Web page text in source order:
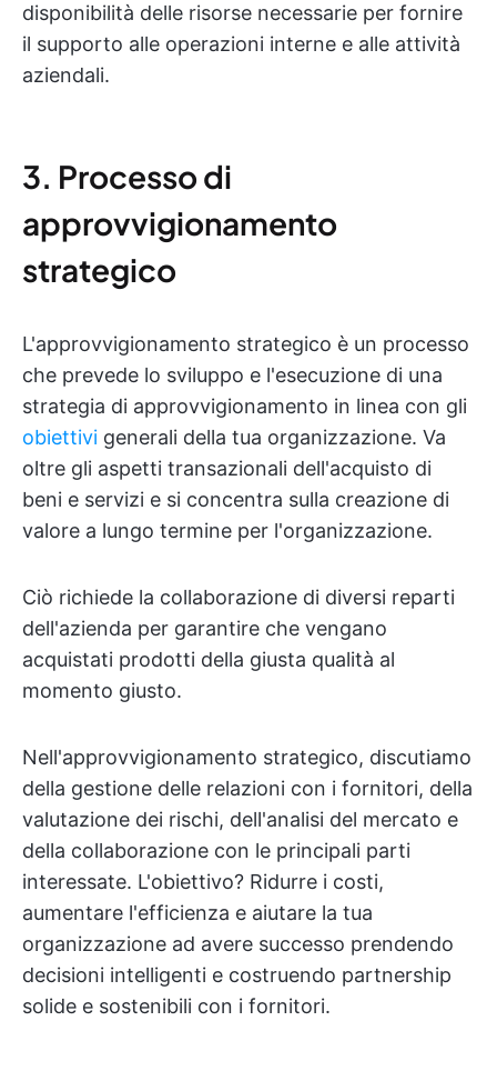
disponibilità delle risorse necessarie per fornire
il supporto alle operazioni interne e alle attività
aziendali.
3. Processo di
approvvigionamento
strategico
L'approvvigionamento strategico è un processo
che prevede lo sviluppo e l'esecuzione di una
strategia di approvvigionamento in linea con gli
obiettivi generali della tua organizzazione. Va
oltre gli aspetti transazionali dell'acquisto di
beni e servizi e si concentra sulla creazione di
valore a lungo termine per l'organizzazione.
Ciò richiede la collaborazione di diversi reparti
dell'azienda per garantire che vengano
acquistati prodotti della giusta qualità al
momento giusto.
Nell'approvvigionamento strategico, discutiamo
della gestione delle relazioni con i fornitori, della
valutazione dei rischi, dell'analisi del mercato e
della collaborazione con le principali parti
interessate. L'obiettivo? Ridurre i costi,
aumentare l'efficienza e aiutare la tua
organizzazione ad avere successo prendendo
decisioni intelligenti e costruendo partnership
solide e sostenibili con i fornitori.